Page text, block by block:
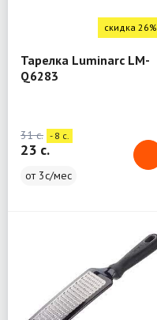
скидка 26%
Тарелка Luminarc LM-
Q6283
31 c. - 8 c.
23 c.
от 3с/мес